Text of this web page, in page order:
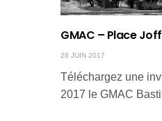
GMAC – Place
28 JUIN 2017
Téléchargez une
2017 le GMAC